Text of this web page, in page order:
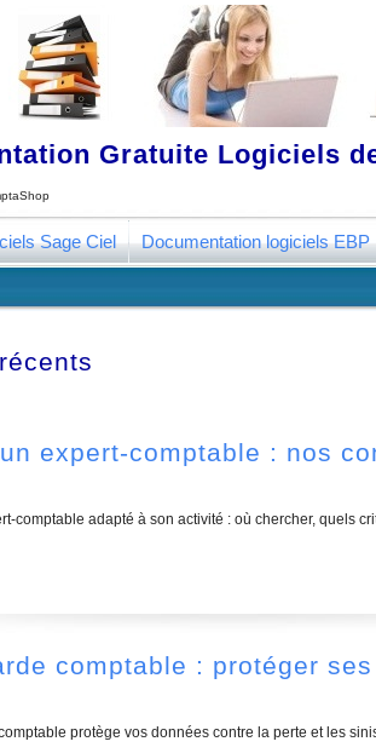
Gratuite Logiciels
Sage Ciel Documentation logiciels EBP
expert-comptable : nos
comptable adapté à son activité : où chercher, quels
comptable : protéger
protège vos données contre la perte et les